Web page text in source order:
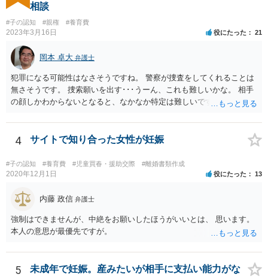
相談
#子の認知 #親権 #養育費
2023年3月16日 役にたった 21
岡本 卓大 弁護士
犯罪になる可能性はなさそうですね。 警察が捜査をしてくれることは
無さそうです。 捜索願いを出す･･･うーん、これも難しいかな。 相手
の顔しかわからないとなると、なかなか特定は難しいですね。 お役に
4 サイトで知り合った女性が妊娠
#子の認知 #養育費 #児童買春・援助交際 #離婚書類作成
2020年12月1日 役にたった 13
内藤 政信 弁護士
強制はできませんが、中絶をお願いしたほうがいいとは、 思います。
本人の意思が最優先ですが。
5
未成年で妊娠。産みたいが相手に支払い能力がな